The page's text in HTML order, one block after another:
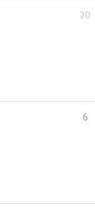
30
6